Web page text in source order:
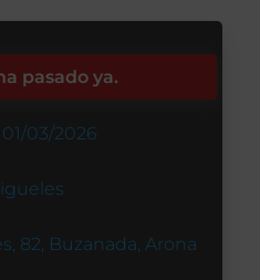
pasado ya.
03/2026
82, Buzanada, Arona